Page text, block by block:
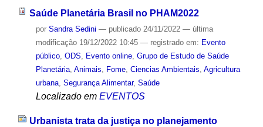
Saúde Planetária Brasil no PHAM2022
por Sandra Sedini — publicado24/11/2022 — última
modificação19/12/2022 10:45 — registrado em: Evento
público, ODS Evento online, Grupo de Estudo de Saúde
Planetária, Animais Fome, Ciencias Ambientais Agricultura
urbana, Segurança Alimentar, Saúde
Localizado em EVENTOS
Urbanista trata da justiça no planejamento